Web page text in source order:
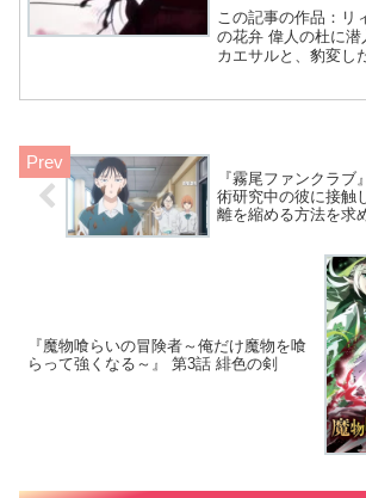
サルへ
この記事の作品：リ
の花弁 偉人の杜に
カエサルと、豹変し
『霧尾ファンクラブ
術研究中の彼に接触
離を縮める方法を求
『魔物喰らいの冒険者～俺だけ魔物を喰
らって強くなる～』 第3話 緋色の剣